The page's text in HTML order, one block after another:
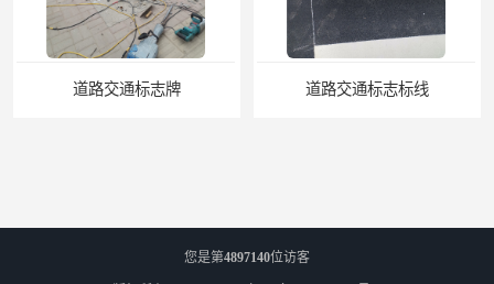
交通标志牌 道路交通标志标线
您是第4897140位访客